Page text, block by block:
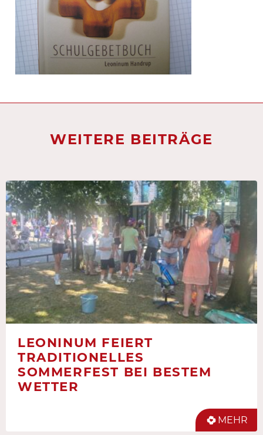
WEITERE BEITRÄGE
LEONINUM FEIERT
TRADITIONELLES
SOMMERFEST BEI BESTEM
WETTER
MEHR